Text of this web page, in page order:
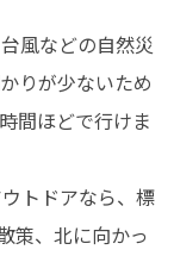
風などの自然災
りが少ないため
間ほどで行けま
トドアなら、標
策、北に向かっ